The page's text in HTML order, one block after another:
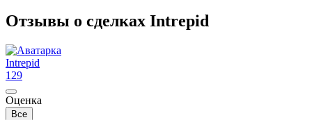
Отзывы о сделках Intrepid
Intrepid
129
Оценка
Все